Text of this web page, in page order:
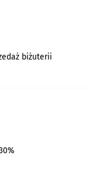
biżuterii